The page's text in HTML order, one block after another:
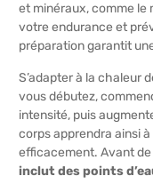
et minéraux, comme le
votre endurance et
préparation garantit
S’adapter à la chaleur
vous débutez,
intensité, puis
corps apprendra ainsi
efficacement. Avant de
inclut des points